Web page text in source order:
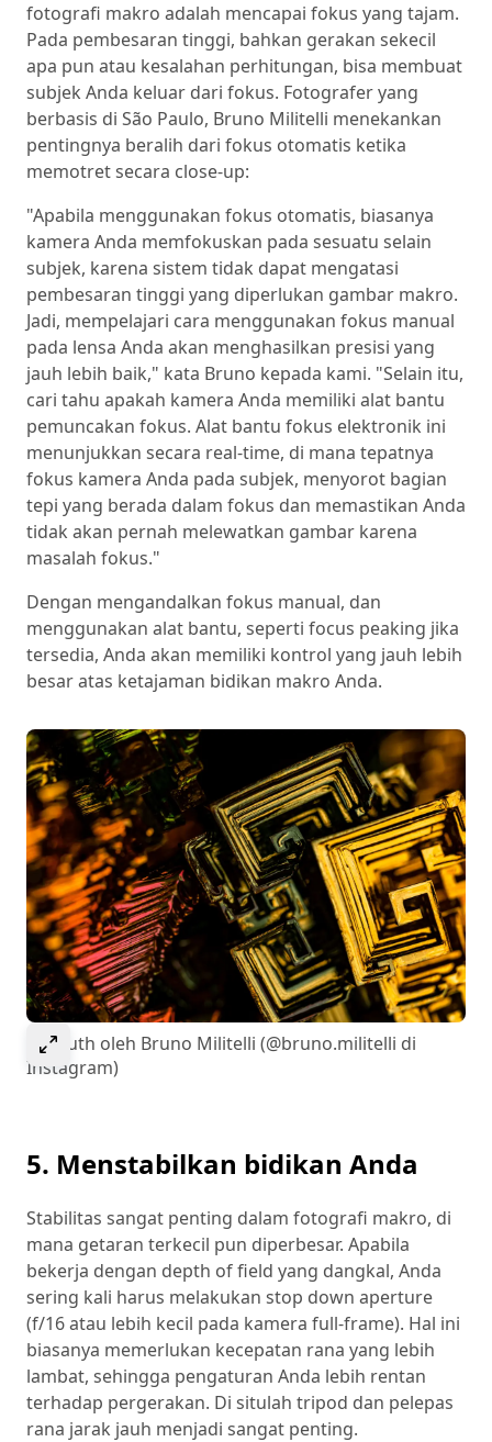
fotografi makro adalah mencapai fokus yang tajam.
Pada pembesaran tinggi, bahkan gerakan sekecil
apa pun atau kesalahan perhitungan, bisa membuat
subjek Anda keluar dari fokus. Fotografer yang
berbasis di São Paulo, Bruno Militelli menekankan
pentingnya beralih dari fokus otomatis ketika
memotret secara close-up:
"Apabila menggunakan fokus otomatis, biasanya
kamera Anda memfokuskan pada sesuatu selain
subjek, karena sistem tidak dapat mengatasi
pembesaran tinggi yang diperlukan gambar makro.
Jadi, mempelajari cara menggunakan fokus manual
pada lensa Anda akan menghasilkan presisi yang
jauh lebih baik," kata Bruno kepada kami. "Selain itu,
cari tahu apakah kamera Anda memiliki alat bantu
pemuncakan fokus. Alat bantu fokus elektronik ini
menunjukkan secara real-time, di mana tepatnya
fokus kamera Anda pada subjek, menyorot bagian
tepi yang berada dalam fokus dan memastikan Anda
tidak akan pernah melewatkan gambar karena
masalah fokus."
Dengan mengandalkan fokus manual, dan
menggunakan alat bantu, seperti focus peaking jika
tersedia, Anda akan memiliki kontrol yang jauh lebih
besar atas ketajaman bidikan makro Anda.
Select to expand image
Bismuth oleh Bruno Militelli (@bruno.militelli di
Instagram)
5. Menstabilkan bidikan Anda
Stabilitas sangat penting dalam fotografi makro, di
mana getaran terkecil pun diperbesar. Apabila
bekerja dengan depth of field yang dangkal, Anda
sering kali harus melakukan stop down aperture
(f/16 atau lebih kecil pada kamera full-frame). Hal ini
biasanya memerlukan kecepatan rana yang lebih
lambat, sehingga pengaturan Anda lebih rentan
terhadap pergerakan. Di situlah tripod dan pelepas
rana jarak jauh menjadi sangat penting.